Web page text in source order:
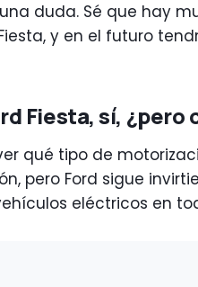
duda. Sé que hay
y en el futuro
Fiesta, sí, ¿pero
qué tipo de
pero Ford sigue
eléctricos en